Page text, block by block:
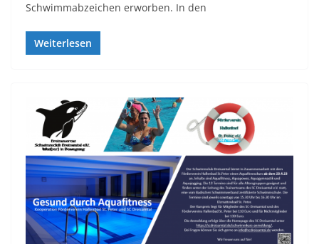
Schwimmabzeichen erworben. In den
Weiterlesen